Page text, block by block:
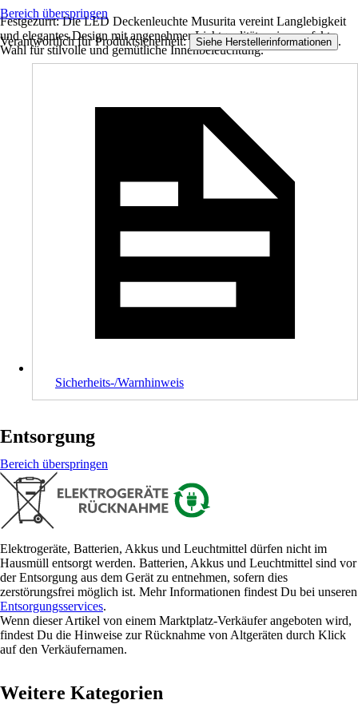
Festgezurrt: Die LED Deckenleuchte Musurita vereint Langlebigkeit
und elegantes Design mit angenehmer Lichtqualität – eine perfekte
Wahl für stilvolle und gemütliche Innenbeleuchtung.
Bereich überspringen
Verantwortlich für Produktsicherheit: Siehe Herstellerinformationen .
Sicherheits-/Warnhinweis
Entsorgung
Bereich überspringen
Elektrogeräte, Batterien, Akkus und Leuchtmittel dürfen nicht im
Hausmüll entsorgt werden. Batterien, Akkus und Leuchtmittel sind vor
der Entsorgung aus dem Gerät zu entnehmen, sofern dies
zerstörungsfrei möglich ist. Mehr Informationen findest Du bei unseren
Entsorgungsservices.
Wenn dieser Artikel von einem Marktplatz-Verkäufer angeboten wird,
findest Du die Hinweise zur Rücknahme von Altgeräten durch Klick
auf den Verkäufernamen.
Weitere Kategorien